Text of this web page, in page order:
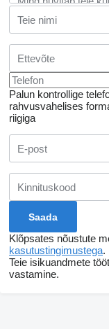
Palun kontrollige
rahvusvahelises
riigiga
Klõpsates nõustute
kasutustingimustega.
Teie isikuandmete
vastamine.